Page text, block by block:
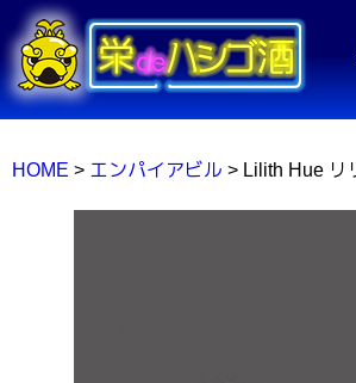
HOME > エンパイアビル > Lilith Hue リ